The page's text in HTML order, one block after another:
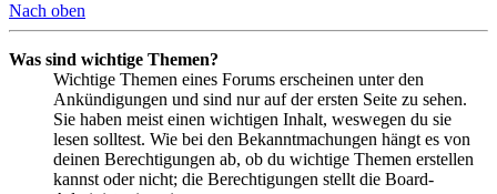
Nach oben
Was sind wichtige Themen?
Wichtige Themen eines Forums erscheinen unter den
Ankündigungen und sind nur auf der ersten Seite zu sehen.
Sie haben meist einen wichtigen Inhalt, weswegen du sie
lesen solltest. Wie bei den Bekanntmachungen hängt es von
deinen Berechtigungen ab, ob du wichtige Themen erstellen
kannst oder nicht; die Berechtigungen stellt die Board-